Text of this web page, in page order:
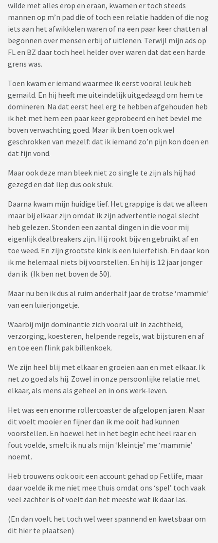
wilde met alles erop en eraan, kwamen er toch steeds
mannen op m’n pad die of toch een relatie hadden of die nog
iets aan het afwikkelen waren of na een paar keer chatten al
begonnen over mensen erbij of uitlenen. Terwijl mijn ads op
FL en BZ daar toch heel helder over waren dat dat een harde
grens was.
Toen kwam er iemand waarmee ik eerst vooral leuk heb
gemaild. En hij heeft me uiteindelijk uitgedaagd om hem te
domineren. Na dat eerst heel erg te hebben afgehouden heb
ik het met hem een paar keer geprobeerd en het beviel me
boven verwachting goed. Maar ik ben toen ook wel
geschrokken van mezelf: dat ik iemand zo’n pijn kon doen en
dat fijn vond.
Maar ook deze man bleek niet zo single te zijn als hij had
gezegd en dat liep dus ook stuk.
Daarna kwam mijn huidige lief. Het grappige is dat we alleen
maar bij elkaar zijn omdat ik zijn advertentie nogal slecht
heb gelezen. Stonden een aantal dingen in die voor mij
eigenlijk dealbreakers zijn. Hij rookt bijv en gebruikt af en
toe weed. En zijn grootste kink is een luierfetish. En daar kon
ik me helemaal niets bij voorstellen. En hij is 12 jaar jonger
dan ik. (Ik ben net boven de 50).
Maar nu ben ik dus al ruim anderhalf jaar de trotse ‘mammie’
van een luierjongetje.
Waarbij mijn dominantie zich vooral uit in zachtheid,
verzorging, koesteren, helpende regels, wat bijsturen en af
en toe een flink pak billenkoek.
We zijn heel blij met elkaar en groeien aan en met elkaar. Ik
net zo goed als hij. Zowel in onze persoonlijke relatie met
elkaar, als mens als geheel en in ons werk-leven.
Het was een enorme rollercoaster de afgelopen jaren. Maar
dit voelt mooier en fijner dan ik me ooit had kunnen
voorstellen. En hoewel het in het begin echt heel raar en
fout voelde, smelt ik nu als mijn ‘kleintje’ me ‘mammie’
noemt.
Heb trouwens ook ooit een account gehad op Fetlife, maar
daar voelde ik me niet mee thuis omdat ons ‘spel’ toch vaak
veel zachter is of voelt dan het meeste wat ik daar las.
(En dan voelt het toch wel weer spannend en kwetsbaar om
dit hier te plaatsen)